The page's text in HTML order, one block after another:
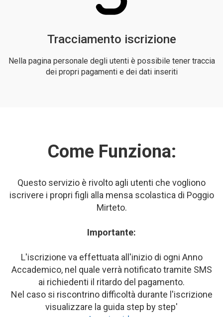
Tracciamento iscrizione
Nella pagina personale degli utenti è possibile tener traccia
dei propri pagamenti e dei dati inseriti
Come Funziona:
Questo servizio è rivolto agli utenti che vogliono
iscrivere i propri figli alla mensa scolastica di Poggio
Mirteto.
Importante:
L'iscrizione va effettuata all'inizio di ogni Anno
Accademico, nel quale verrà notificato tramite SMS
ai richiedenti il ritardo del pagamento.
Nel caso si riscontrino difficoltà durante l'iscrizione
visualizzare la guida step by step'